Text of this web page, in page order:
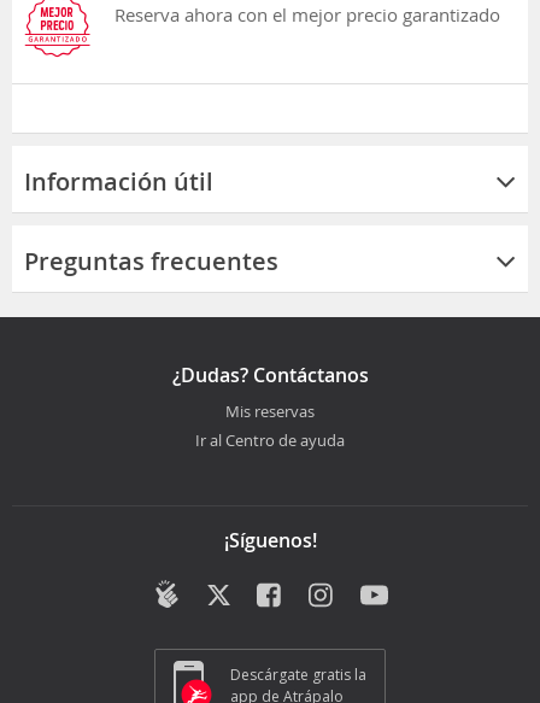
Reserva ahora con el mejor precio garantizado
Información útil
Preguntas frecuentes
¿Dudas? Contáctanos
Mis reservas
Ir al Centro de ayuda
¡Síguenos!
Descárgate gratis la
app de Atrápalo